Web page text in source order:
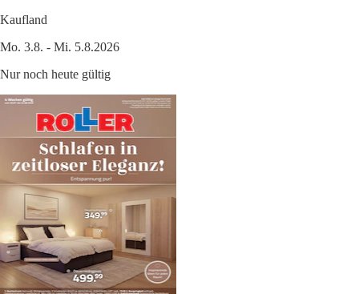
Kaufland
Mo. 3.8. - Mi. 5.8.2026
Nur noch heute gültig